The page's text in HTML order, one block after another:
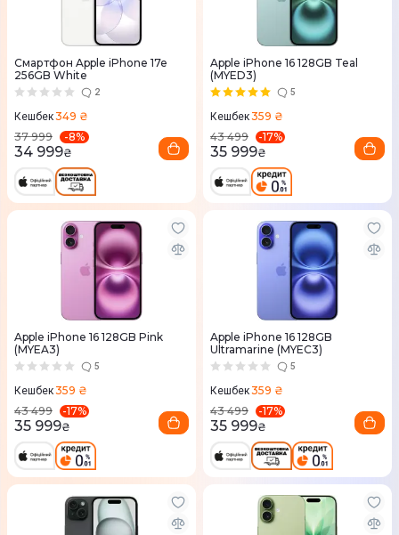
Смартфон Apple iPhone 17e
256GB White
2
Кешбек349 ₴
37 999
-8%
34 999₴
Apple iPhone 16 128GB Teal
(MYED3)
5
Кешбек359 ₴
43 499
-17%
35 999₴
Apple iPhone 16 128GB Pink
(MYEA3)
5
Кешбек359 ₴
43 499
-17%
35 999₴
Apple iPhone 16 128GB
Ultramarine (MYEC3)
5
Кешбек359 ₴
43 499
-17%
35 999₴